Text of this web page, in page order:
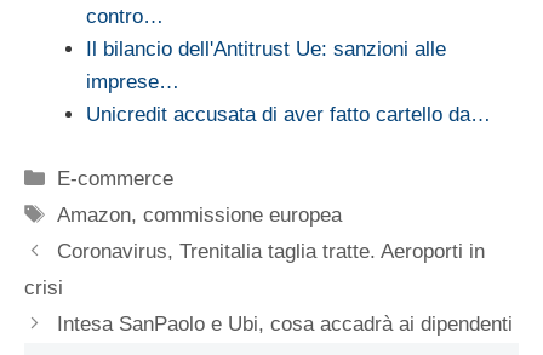
contro…
Il bilancio dell'Antitrust Ue: sanzioni alle
imprese…
Unicredit accusata di aver fatto cartello da…
Categorie
E-commerce
Tag
Amazon,commissione europea
Coronavirus, Trenitalia taglia tratte. Aeroporti in
crisi
Intesa SanPaolo e Ubi, cosa accadrà ai dipendenti